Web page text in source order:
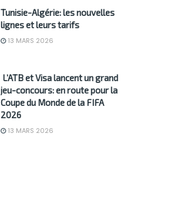
Tunisie-Algérie: les nouvelles
lignes et leurs tarifs
13 MARS 2026
L’ATB et Visa lancent un grand
jeu-concours: en route pour la
Coupe du Monde de la FIFA
2026
13 MARS 2026